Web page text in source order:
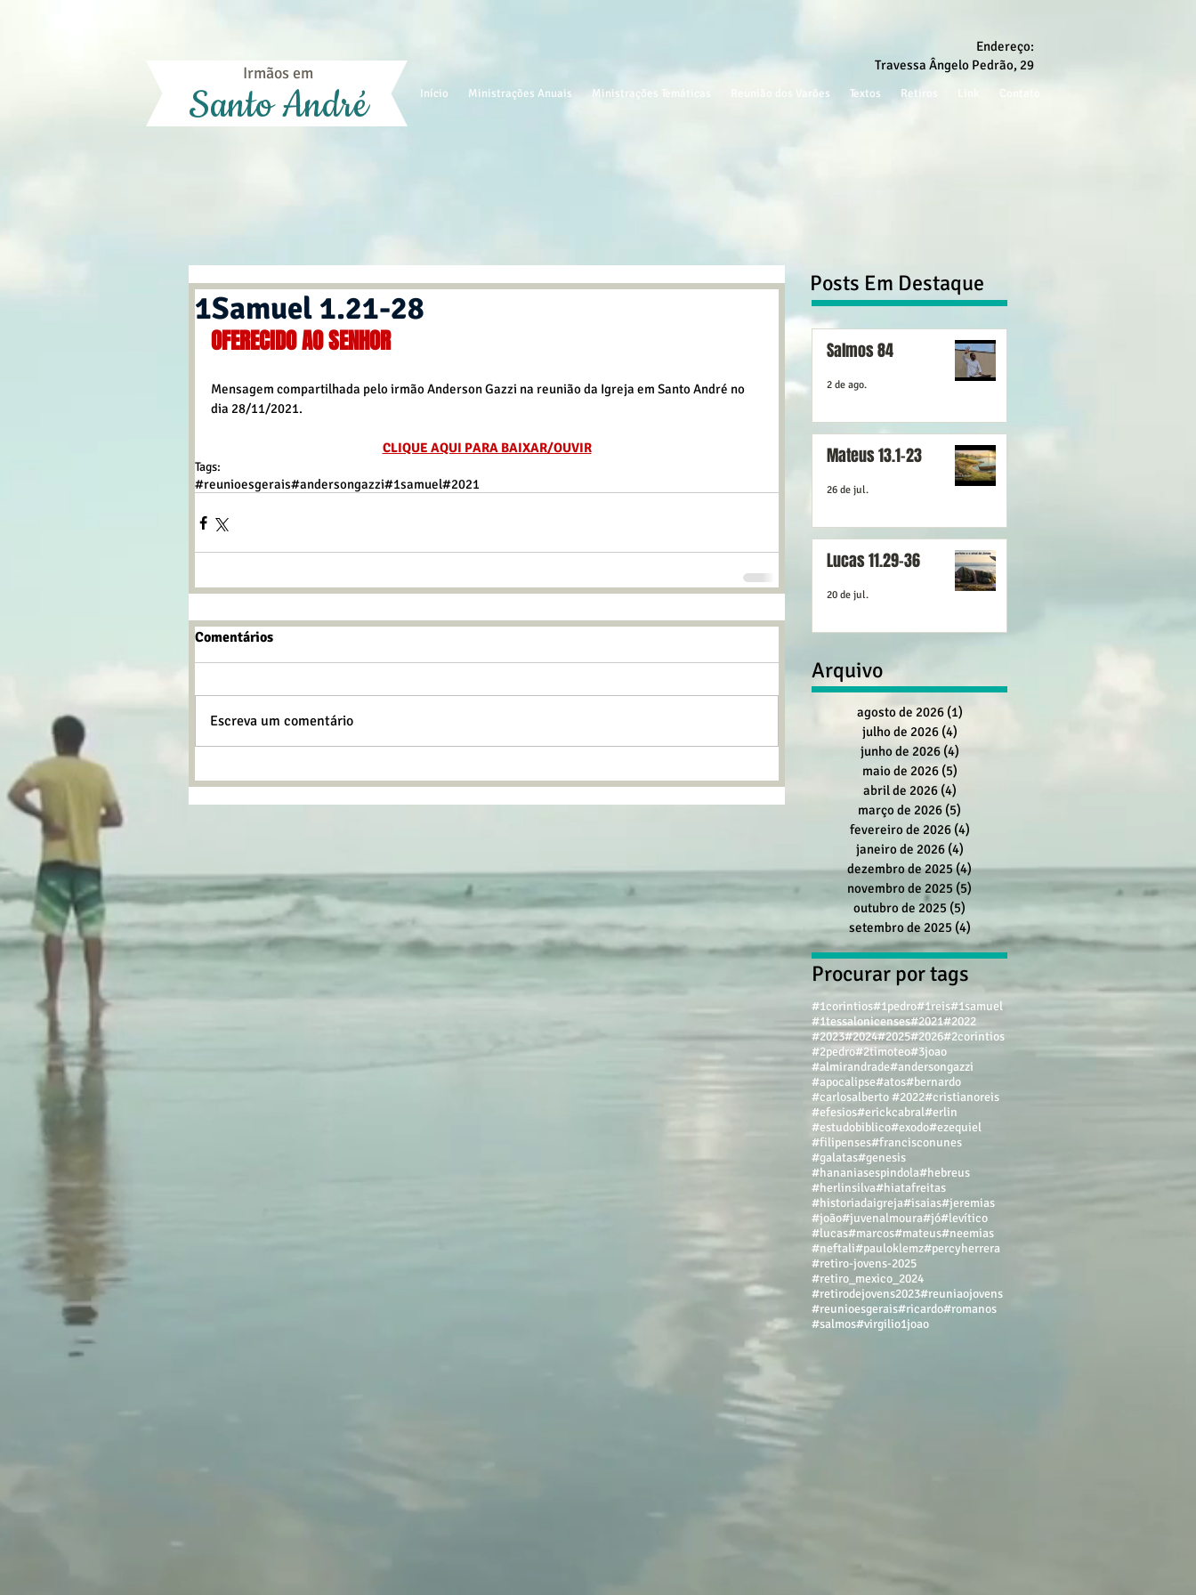
Início Ministrações Anuais Ministrações Temáticas Reunião dos Varões Textos Retiros Contato
Endereço:
Travessa Ângelo Pedrão, 29
Irmãos em
Santo André
1Samuel 1.21-28
OFERECIDO AO SENHOR
Mensagem compartilhada pelo irmão Anderson Gazzi na reunião da Igreja em Santo André no
dia 28/11/2021.
CLIQUE AQUI PARA BAIXAR/OUVIR
Tags:
#reunioesgerais#andersongazzi#1samuel#2021
Comentários
Escreva um comentário
Posts Em Destaque
Salmos 84
2 de ago.
Mateus 13.1-23
26 de jul.
Lucas 11.29-36
20 de jul.
Arquivo
agosto de 2026 (1)
julho de 2026 (4)
junho de 2026 (4)
maio de 2026 (5)
abril de 2026 (4)
março de 2026 (5)
fevereiro de 2026 (4)
janeiro de 2026 (4)
dezembro de 2025(4)4 posts
novembro de 2025 (5)
outubro de 2025 (5)
setembro de 2025 (4)
Procurar por tags
#1corintios#1pedro#1reis#1samuel
#1tessalonicenses#2021#2022
#2023#2024#2025#2026#2corintios
#2pedro#2timoteo#3joao
#almirandrade#andersongazzi
#apocalipse#atos#bernardo
#carlosalberto #2022#cristianoreis
#efesios#erickcabral#erlin
#estudobiblico#exodo#ezequiel
#filipenses#francisconunes
#galatas#genesis
#hananiasespindola#hebreus
#herlinsilva#hiatafreitas
#historiadaigreja#isaias#jeremias
#joão#juvenalmoura#jó#levítico
#lucas#marcos#mateus#neemias
#neftali#pauloklemz#percyherrera
#retiro-jovens-2025
#retiro_mexico_2024
#retirodejovens2023#reuniaojovens
#reunioesgerais#ricardo#romanos
#salmos#virgilio1joao